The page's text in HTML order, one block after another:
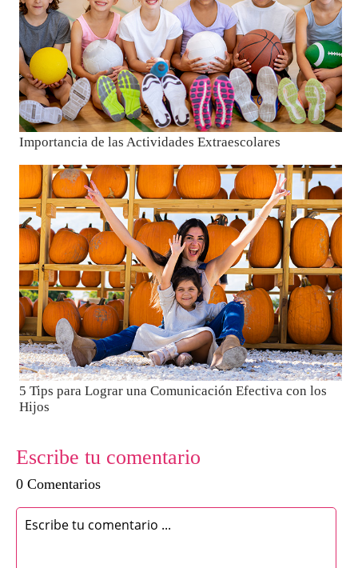
Importancia de las Actividades Extraescolares
5 Tips para Lograr una Comunicación Efectiva con los
Hijos
Escribe tu comentario
0 Comentarios